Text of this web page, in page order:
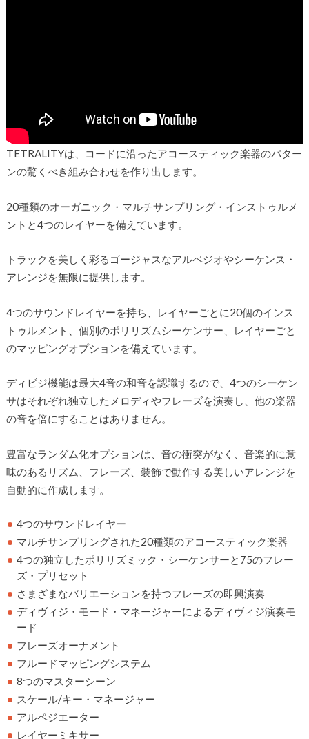
TETRALITYは、コードに沿ったアコースティック楽器のパター
ンの驚くべき組み合わせを作り出します。
20種類のオーガニック・マルチサンプリング・インストゥルメ
ントと4つのレイヤーを備えています。
トラックを美しく彩るゴージャスなアルペジオやシーケンス・
アレンジを無限に提供します。
4つのサウンドレイヤーを持ち、レイヤーごとに20個のインス
トゥルメント、個別のポリリズムシーケンサー、レイヤーごと
のマッピングオプションを備えています。
ディビジ機能は最大4音の和音を認識するので、4つのシーケン
サはそれぞれ独立したメロディやフレーズを演奏し、他の楽器
の音を倍にすることはありません。
豊富なランダム化オプションは、音の衝突がなく、音楽的に意
味のあるリズム、フレーズ、装飾で動作する美しいアレンジを
自動的に作成します。
4つのサウンドレイヤー
マルチサンプリングされた20種類のアコースティック楽器
4つの独立したポリリズミック・シーケンサーと75のフレー
ズ・プリセット
さまざまなバリエーションを持つフレーズの即興演奏
ディヴィジ・モード・マネージャーによるディヴィジ演奏モ
ード
フレーズオーナメント
フルードマッピングシステム
8つのマスターシーン
スケール/キー・マネージャー
アルペジエーター
レイヤーミキサー